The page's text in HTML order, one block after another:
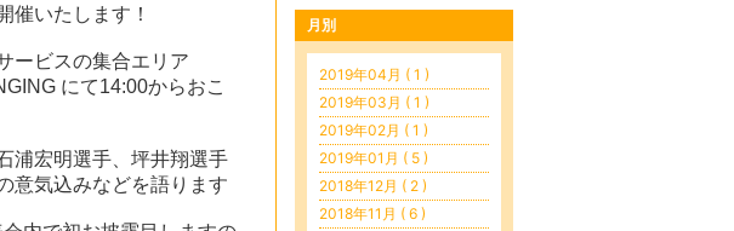
催いたします！
ービスの集合エリア
にて14:00からおこ
浦宏明選手、坪井翔選手
意気込みなどを語ります
月別
2019年04月 ( 1 )
2019年03月 ( 1 )
2019年02月 ( 1 )
2019年01月 ( 5 )
2018年12月 ( 2 )
2018年11月 ( 6 )